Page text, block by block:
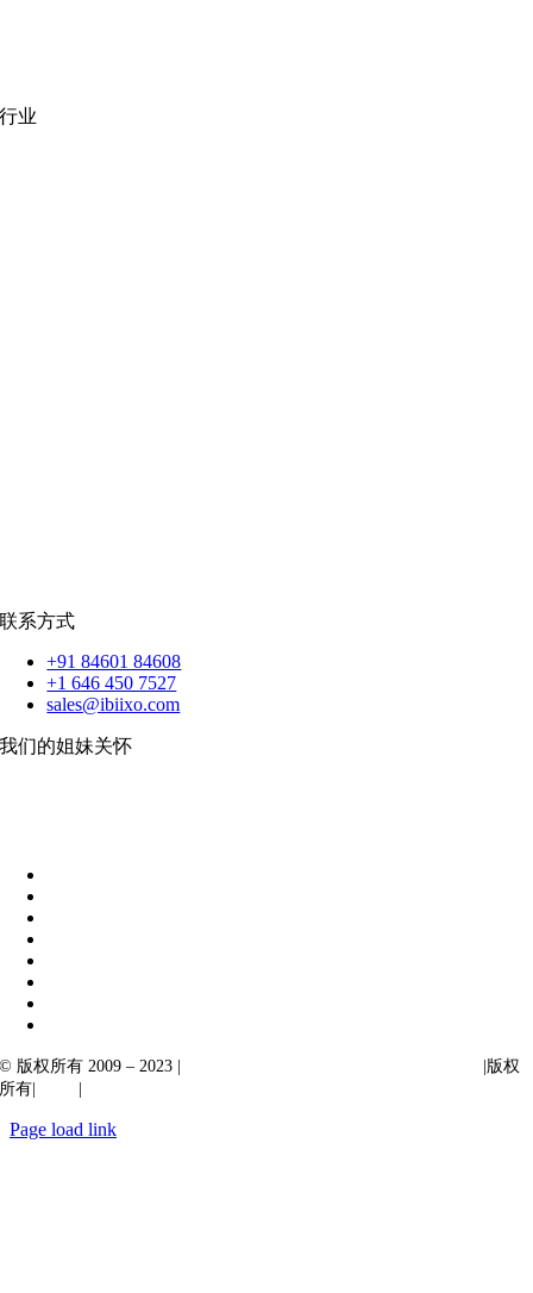
行业
联系方式
+91 84601 84608
+1 646 450 7527
sales@ibiixo.com
我们的姐妹关怀
© 版权所有 2009 – 2023 |
|版权
所有|
|
Page load link